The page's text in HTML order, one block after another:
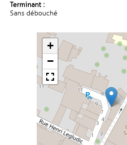
Terminant :
Sans débouché
+
−